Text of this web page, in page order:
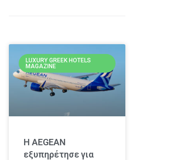
LUXURY GREEK HOTELS
MAGAZINE
Η AEGEAN
εξυπηρέτησε για